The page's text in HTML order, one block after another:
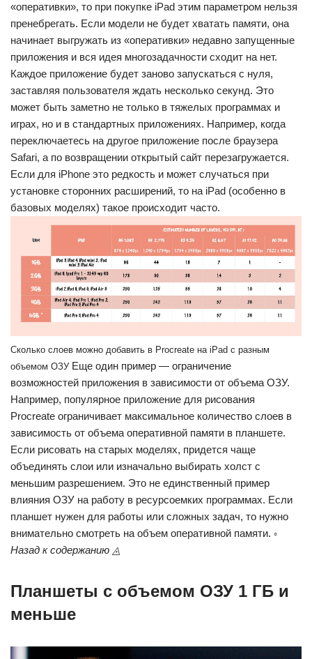
«оперативки», то при покупке iPad этим параметром нельзя
пренебрегать. Если модели не будет хватать памяти, она
начинает выгружать из «оперативки» недавно запущенные
приложения и вся идея многозадачности сходит на нет.
Каждое приложение будет заново запускаться с нуля,
заставляя пользователя ждать несколько секунд. Это
может быть заметно не только в тяжелых программах и
играх, но и в стандартных приложениях. Например, когда
переключаетесь на другое приложение после браузера
Safari, а по возвращении открытый сайт перезагружается.
Если для iPhone это редкость и может случаться при
установке сторонних расширений, то на iPad (особенно в
базовых моделях) такое происходит часто.
Сколько слоев можно добавить в Procreate на iPad с разным
объемом ОЗУЕще один пример — ограничение
возможностей приложения в зависимости от объема ОЗУ.
Например, популярное приложение для рисования
Procreate ограничивает максимальное количество слоев в
зависимость от объема оперативной памяти в планшете.
Если рисовать на старых моделях, придется чаще
объединять слои или изначально выбирать холст с
меньшим разрешением. Это не единственный пример
влияния ОЗУ на работу в ресурсоемких программах. Если
планшет нужен для работы или сложных задач, то нужно
внимательно смотреть на объем оперативной памяти. ◦
Назад к содержанию ◬
Планшеты с объемом ОЗУ 1 ГБ и
меньше